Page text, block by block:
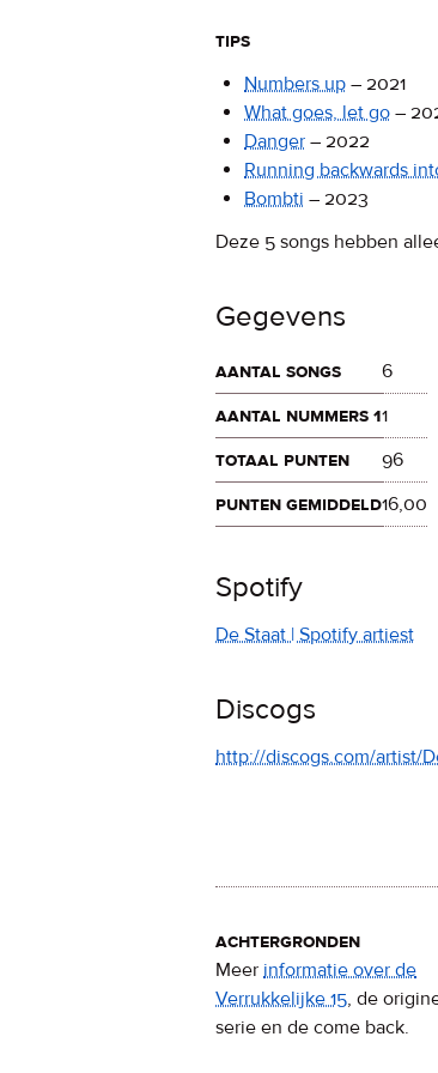
tips
Numbers up – 2021
What goes, let go –
Danger – 2022
Running backwards
Bombti – 2023
Deze 5 songs hebben
Gegevens
aantal songs
6
aantal nummers 11
totaal punten
96
punten gemiddeld16,00
Spotify
De Staat | Spotify artiest
Discogs
http://discogs.com/artist/
achtergronden
Meer informatie over de
Verrukkelijke 15, de
serie en de come back.